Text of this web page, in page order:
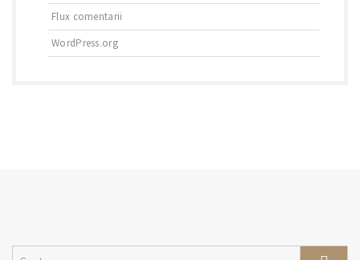
Flux comentarii
WordPress.org